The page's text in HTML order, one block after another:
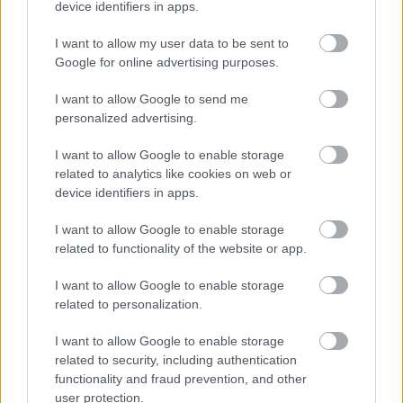
device identifiers in apps.
I want to allow my user data to be sent to
Google for online advertising purposes.
I want to allow Google to send me
personalized advertising.
I want to allow Google to enable storage
related to analytics like cookies on web or
device identifiers in apps.
I want to allow Google to enable storage
related to functionality of the website or app.
I want to allow Google to enable storage
related to personalization.
I want to allow Google to enable storage
related to security, including authentication
functionality and fraud prevention, and other
user protection.
Pstrągówka) zajmują12. miejscew tabeli. Goście (Grom Mogielnica)
Poniżej znajdziesz także ostatnie mecze obu drużyn oraz statystyki
bramkowe.
Orły Pstrągówka vs. Grom Mogielnica - relacja, wynik na żywo,
transmisja
Wynik meczu Orły Pstrągówka - Grom Mogielnica znajdziesz na naszej
stronie zaraz po jego zakończeniu. Jeżeli szukasz informacji meczowych,
zajrzyj tutaj:Orły Pstrągówka vs. Grom Mogielnica - wynik, składy,
strzelcy
Jeżeli w internecie lub TV dostępna jest
albo innych spotkań Rzeszów >
Klasa B, gr. II na pewno znajdziesz takie informacje na naszym portalu.
Możliwe jednak, że nigdzie nie pojawi się stream online z tego pojedynku.
Asseco Resovia| Developres Rzeszów |ITA TOOLS Stal Mielec
Cellfast Wilki Krosno| Texom Stal Rzeszów|Stal Mielec
Motor Lublin|Stal Rzeszów| Stal Stalowa Wola|Wisła Kraków